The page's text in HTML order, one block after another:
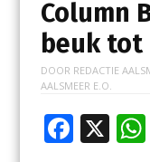
Column
beuk tot
DOOR REDACTIE
AALSMEER E.O.
F X